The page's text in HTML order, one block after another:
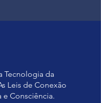
Tecnologia da
Leis de Conexão
e Consciência.